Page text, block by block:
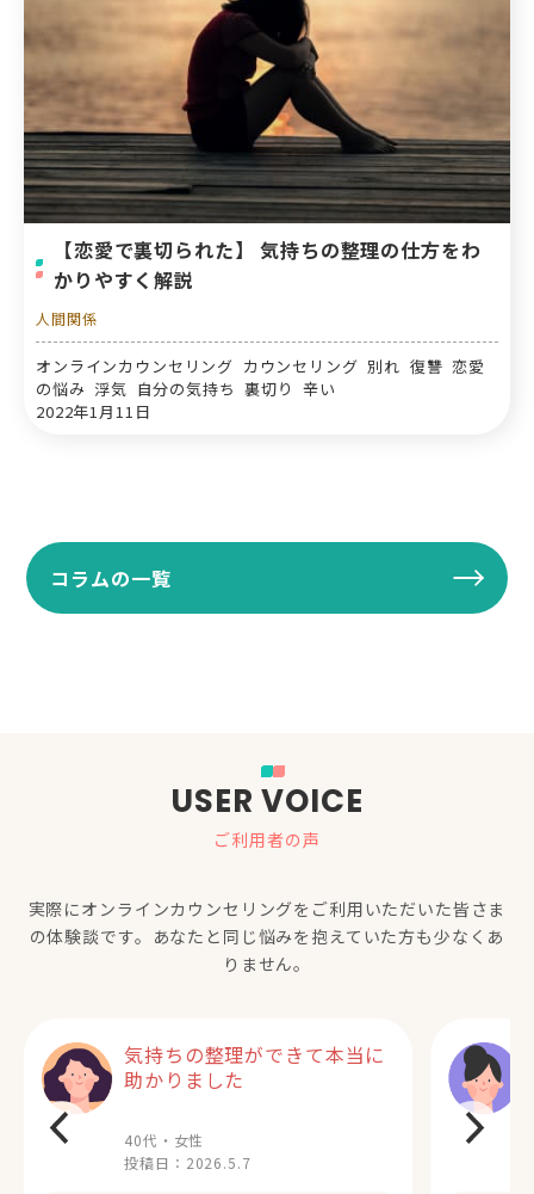
【恋愛で裏切られた】 気持ちの整理の仕方をわ
かりやすく解説
人間関係
オンラインカウンセリング カウンセリング 別れ 復讐 恋愛
の悩み 浮気 自分の気持ち 裏切り 辛い
2022年1月11日
コラムの一覧
USER VOICE
ご利用者の声
実際にオンラインカウンセリングをご利用いただいた皆さま
の体験談です。あなたと同じ悩みを抱えていた方も少なくあ
りません。
気持ちの整理ができて本当に
助かりました
40代・女性
投稿日： 2026.5.7